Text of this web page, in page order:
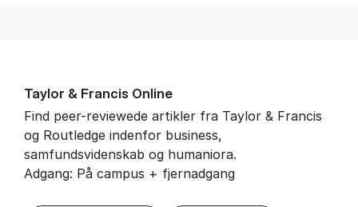
Tay­l­or & Fran­cis On­li­ne
Find peer-reviewede artikler fra Taylor & Francis
og Routledge indenfor business,
samfundsvidenskab og humaniora.
Adgang: På campus + fjernadgang